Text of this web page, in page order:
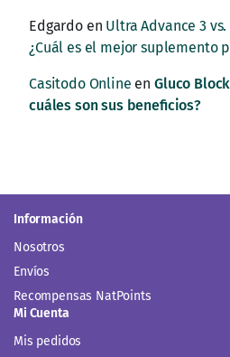
Edgardoen Ultra Advance 3
¿Cuál es el mejor suplemento
Casitodo Online en Gluco
cuáles son sus beneficios?
Información
Nosotros
Envíos
Recompensas NatPoints
Mi Cuenta
Mis pedidos